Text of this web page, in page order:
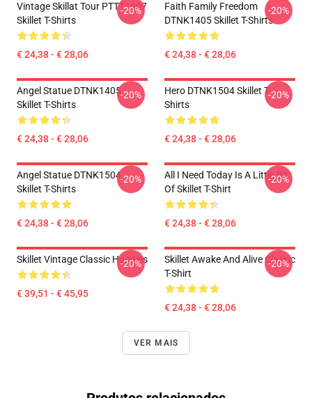
Vintage Skillat Tour PTTT1607
Skillet T-Shirts
€ 24,38 - € 28,06
-20%
Faith Family Freedom
DTNK1405 Skillet T-Shirts
€ 24,38 - € 28,06
-20%
Angel Statue DTNK1405
Skillet T-Shirts
€ 24,38 - € 28,06
-20%
Hero DTNK1504 Skillet T-
Shirts
€ 24,38 - € 28,06
-20%
Angel Statue DTNK1504
Skillet T-Shirts
€ 24,38 - € 28,06
-20%
All I Need Today Is A Little Bit
Of Skillet T-Shirt
€ 24,38 - € 28,06
-20%
Skillet Vintage Classic Hoodies
€ 39,51 - € 45,95
-20%
Skillet Awake And Alive Classic
T-Shirt
€ 24,38 - € 28,06
-20%
VER MAIS